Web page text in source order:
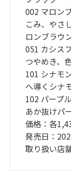
002 マロン
こみ、やさ
ロンブラウ
051 カシス
つやめき、
101 シナモ
へ導くシナ
102 パープ
あか抜けパ
価格：各
発売日：
取り扱い店